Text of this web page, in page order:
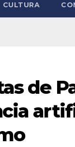
CULTURA
de